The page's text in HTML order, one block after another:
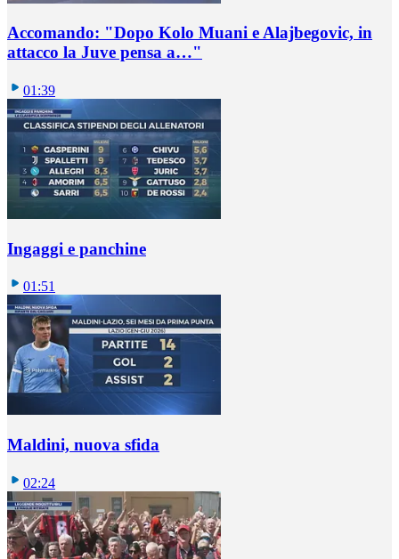
Accomando: "Dopo Kolo Muani e Alajbegovic, in
attacco la Juve pensa a…"
01:39
Ingaggi e panchine
01:51
Maldini, nuova sfida
02:24